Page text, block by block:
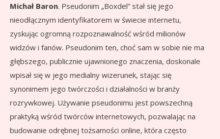
Michał Baron. Pseudonim „Boxdel” stał się jego
nieodłącznym identyfikatorem w świecie internetu,
zyskując ogromną rozpoznawalność wśród milionów
widzów i fanów. Pseudonim ten, choć sam w sobie nie ma
głębszego, publicznie ujawnionego znaczenia, doskonale
wpisał się w jego medialny wizerunek, stając się
synonimem jego twórczości i działalności w branży
rozrywkowej. Używanie pseudonimu jest powszechną
praktyką wśród twórców internetowych, pozwalając na
budowanie odrębnej tożsamości online, która często